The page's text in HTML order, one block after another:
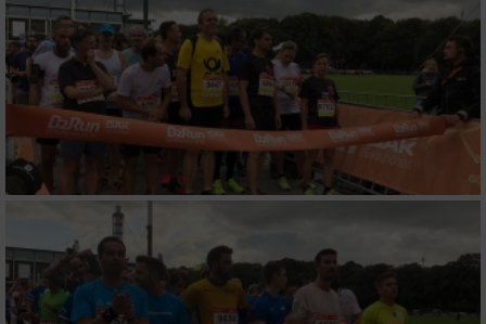
Erstellung von Profilen für personalisierte
Werbung
Verwendung von Profilen zur Auswahl
personalisierter Werbung
Erstellung von Profilen zur Personalisierung
von Inhalten
Verwendung von Profilen zur Auswahl
personalisierter Inhalte